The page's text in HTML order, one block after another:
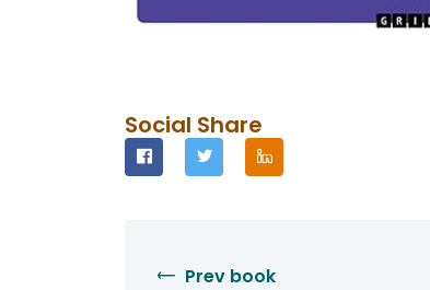
Social Share
Prev book